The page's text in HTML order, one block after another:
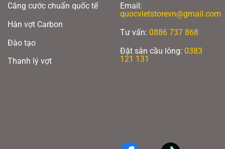
Căng cước chuẩn quốc tế
Hàn vợt Carbon
Đào tạo
Thanh lý vợt
Email:
quocvietstorevn@gmail.com
Tư vấn: 0886 737 868
Đặt sân cầu lông: 0383
121 131